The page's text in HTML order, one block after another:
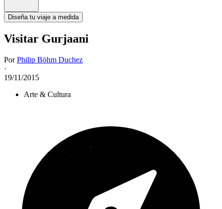
Diseña tu viaje a medida
Visitar Gurjaani
PorPhilip Böhm Duchez
·
19/11/2015
Arte & Cultura